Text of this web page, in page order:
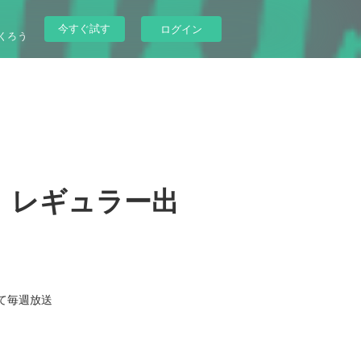
ろう 今すぐ試す ログイン
ギュラー出
毎週放送